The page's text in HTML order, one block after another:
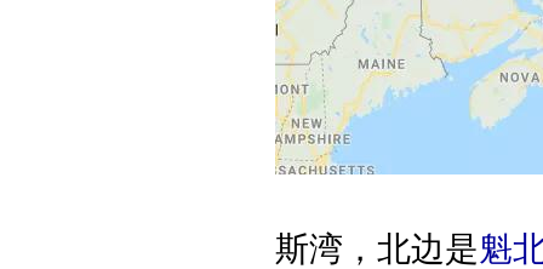
斯湾，北边是魁